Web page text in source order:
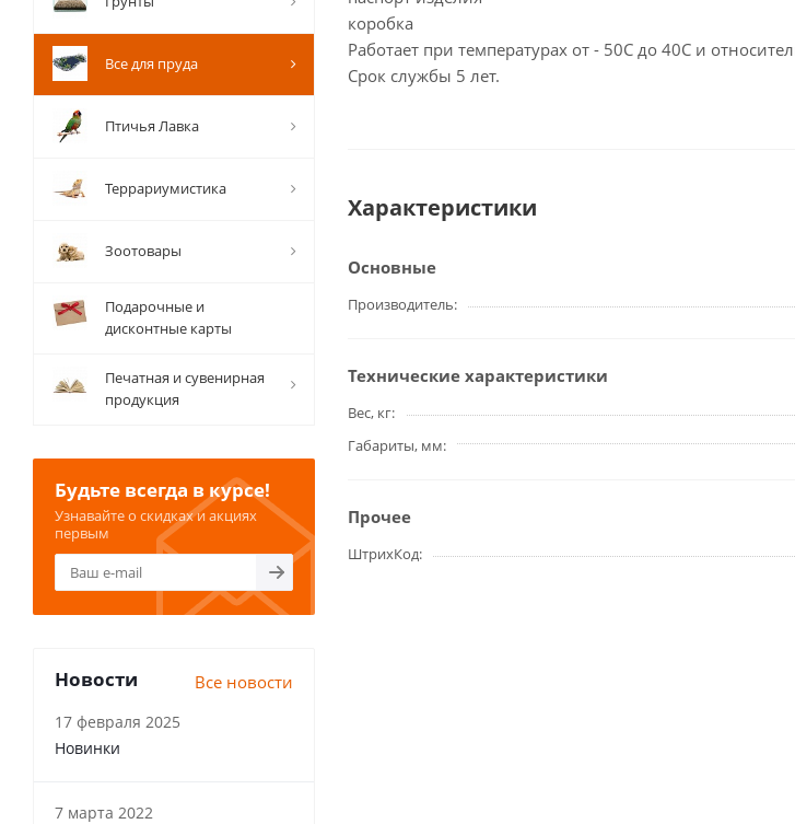
коробка
Работает при температурах от - 50С до 40С и
Срок службы 5 лет.
Характеристики
Основные
Производитель
Технические характеристики
Вес, кг
Габариты, мм
Прочее
ШтрихКод
Все для пруда
Птичья Лавка
Террариумистика
Зоотовары
Подарочные и
дисконтные карты
Печатная и сувенирная
продукция
Будьте всегда в курсе!
Узнавайте о скидках и акциях
первым
Новости Все новости
17 февраля 2025
Новинки
7 марта 2022